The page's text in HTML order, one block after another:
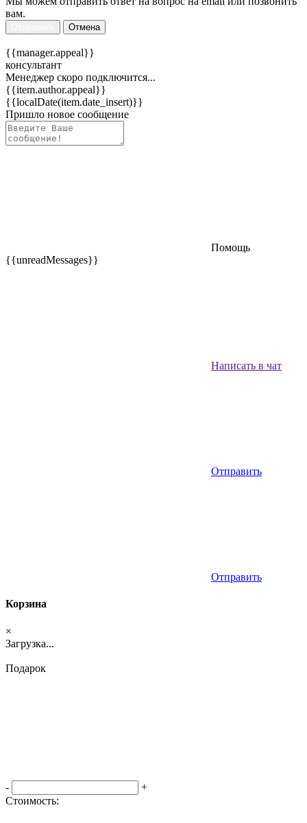
вам.
Отмена
{{manager.appeal}}
консультант
Менеджер скоро подключится...
{{item.author.appeal}}
{{localDate(item.date_insert)}}
Пришло новое сообщение
Помощь
{{unreadMessages}}
Написать в чат
Отправить
Отправить
Корзина
×
Загрузка...
Подарок
-
+
Стоимость: